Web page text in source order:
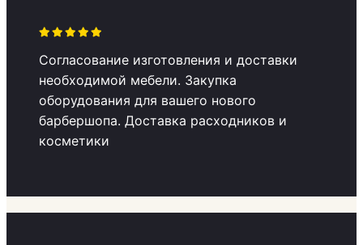
Согласование изготовления и доставки
необходимой мебели. Закупка
оборудования для вашего нового
барбершопа. Доставка расходников и
косметики